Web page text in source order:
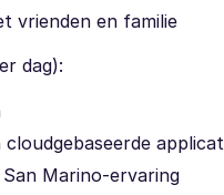
vrienden en familie
dag):
Marino-ervaring